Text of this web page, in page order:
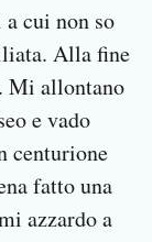
cui non so
Alla fine
Mi allontano
e vado
centurione
fatto una
azzardo a